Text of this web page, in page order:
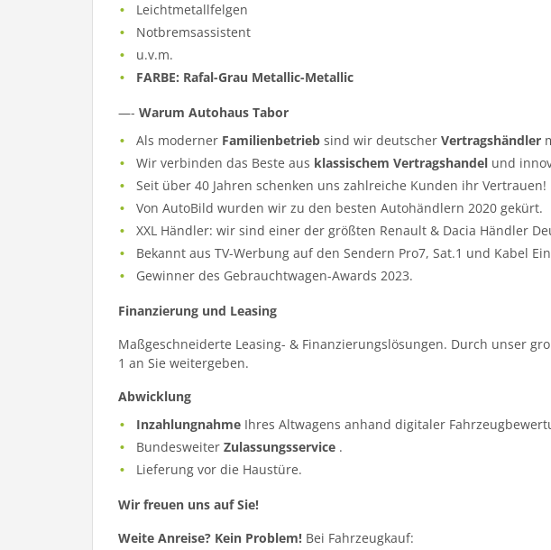
Leichtmetallfelgen
Notbremsassistent
u.v.m.
FARBE: Rafal-Grau Metallic-Metallic
—- Warum Autohaus Tabor
Als moderner Familienbetrieb sind wir deutscherVertragshändler
Wir verbinden das Beste aus klassischem Vertragshandel und
Seit über 40 Jahren schenken uns zahlreiche Kunden ihr Vertrauen!
Von AutoBild wurden wir zu den besten Autohändlern 2020 gekürt.
XXL Händler: wir sind einer der größten Renault & Dacia Händler
Bekannt aus TV-Werbung auf den Sendern Pro7, Sat.1 und Kabel
Gewinner des Gebrauchtwagen-Awards 2023.
Finanzierung und Leasing
Maßgeschneiderte Leasing- & Finanzierungslösungen. Durch unser
1 an Sie weitergeben.
Abwicklung
Inzahlungnahme Ihres Altwagens anhand digitaler
BundesweiterZulassungsservice .
Lieferung vor die Haustüre.
Wir freuen uns auf Sie!
Weite Anreise? Kein Problem! Bei Fahrzeugkauf: